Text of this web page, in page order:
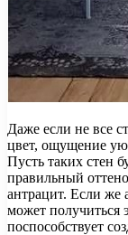
Даже если не все
цвет, ощущение
Пусть таких стен
правильный
антрацит. Если же
может получиться
поспособствует